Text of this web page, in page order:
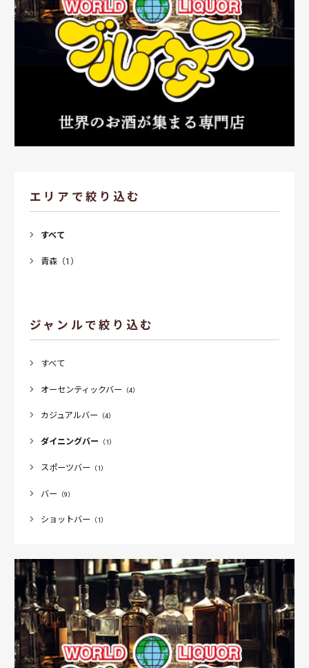
エリアで絞り込む
すべて
青森（1）
ジャンルで絞り込む
すべて
オーセンティックバー （4）
カジュアルバー （4）
ダイニングバー （1）
スポーツバー （1）
バー （9）
ショットバー （1）